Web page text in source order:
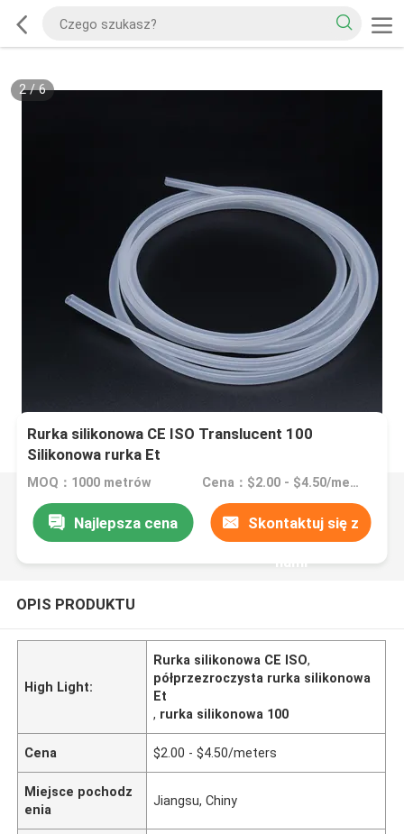
2/6
Rurka silikonowa CE ISO Translucent 100
Silikonowa rurka Et
MOQ：1000 metrów Cena：$2.00 - $4.50/meters
Najlepsza cena Skontaktuj się z
nami
OPIS PRODUKTU
High Light:
Rurka silikonowa CE ISO,
półprzezroczysta rurka silikonowa
Et
, rurka silikonowa 100
Cena $2.00 - $4.50/meters
Miejsce pochodz
enia
Jiangsu, Chiny